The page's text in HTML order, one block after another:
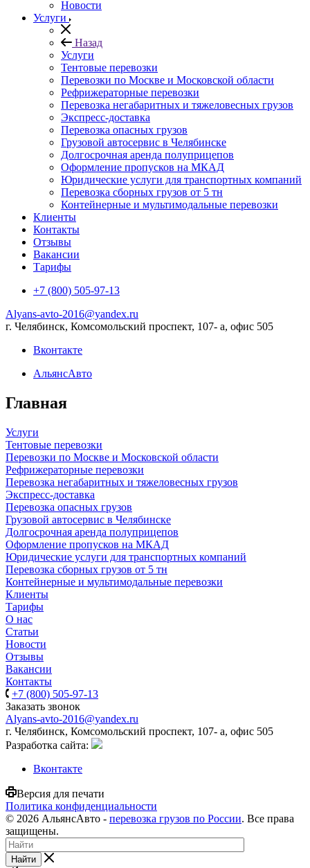
Новости
Услуги
Назад
Услуги
Тентовые перевозки
Перевозки по Москве и Московской области
Рефрижераторные перевозки
Перевозка негабаритных и тяжеловесных грузов
Экспресс-доставка
Перевозка опасных грузов
Грузовой автосервис в Челябинске
Долгосрочная аренда полуприцепов
Оформление пропусков на МКАД
Юридические услуги для транспортных компаний
Перевозка сборных грузов от 5 тн
Контейнерные и мультимодальные перевозки
Клиенты
Контакты
Отзывы
Вакансии
Тарифы
+7 (800) 505-97-13
Alyans-avto-2016@yandex.ru
г. Челябинск, Комсомольский проспект, 107- а, офис 505
Вконтакте
АльянсАвто
Главная
Услуги
Тентовые перевозки
Перевозки по Москве и Московской области
Рефрижераторные перевозки
Перевозка негабаритных и тяжеловесных грузов
Экспресс-доставка
Перевозка опасных грузов
Грузовой автосервис в Челябинске
Долгосрочная аренда полуприцепов
Оформление пропусков на МКАД
Юридические услуги для транспортных компаний
Перевозка сборных грузов от 5 тн
Контейнерные и мультимодальные перевозки
Клиенты
Тарифы
О нас
Статьи
Новости
Отзывы
Вакансии
Контакты
+7 (800) 505-97-13
Заказать звонок
Alyans-avto-2016@yandex.ru
г. Челябинск, Комсомольский проспект, 107- а, офис 505
Разработка сайта:
Вконтакте
Версия для печати
Политика конфиденциальности
© 2026 АльянсАвто - перевозка грузов по России. Все права
защищены.
Найти